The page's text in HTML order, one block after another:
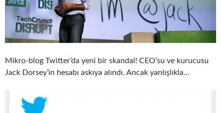
Mikro-blog Twitter’da yeni bir skandal! CEO’su ve kurucusu
Jack Dorsey’in hesabı askıya alındı. Ancak yanlışlıkla…